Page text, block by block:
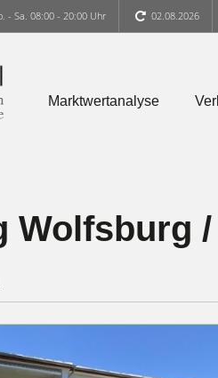
- Sa. 08:00 - 20:00 Uhr 02.08.2026
Marktwertanalyse
Wolfsburg